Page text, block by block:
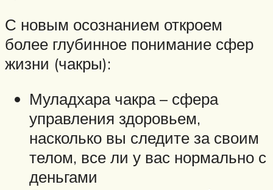
С новым осознанием откроем
более глубинное понимание сфер
жизни (чакры):
Муладхара чакра – сфера
управления здоровьем,
насколько вы следите за своим
телом, все ли у вас нормально с
деньгами